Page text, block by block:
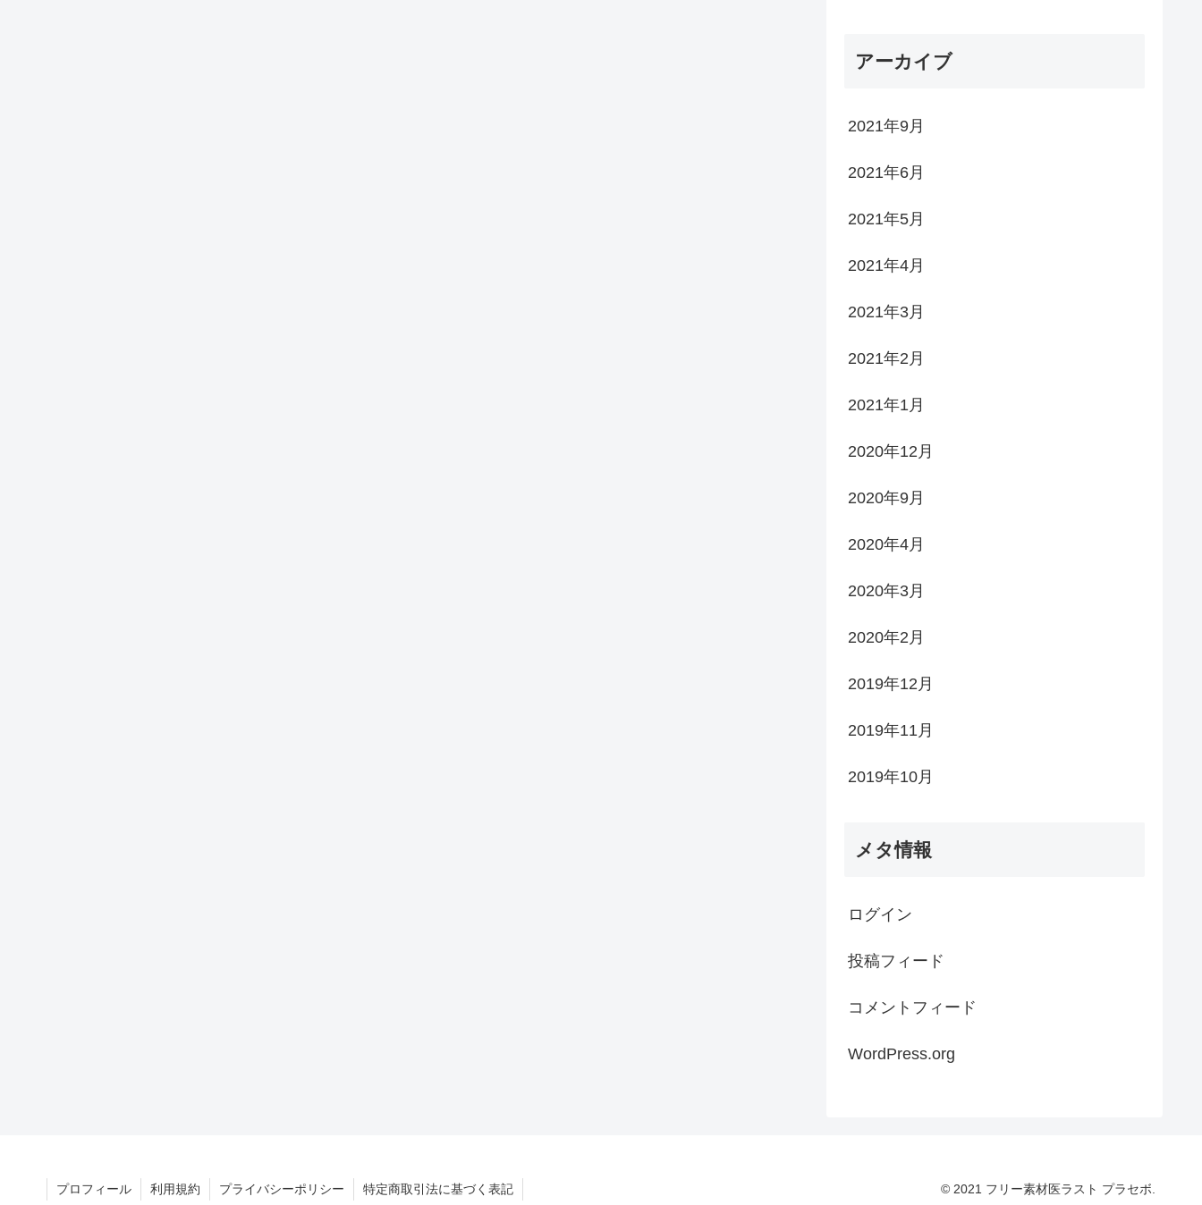
アーカイブ
2021年9月
2021年6月
2021年5月
2021年4月
2021年3月
2021年2月
2021年1月
2020年12月
2020年9月
2020年4月
2020年3月
2020年2月
2019年12月
2019年11月
2019年10月
メタ情報
ログイン
投稿フィード
コメントフィード
WordPress.org
プロフィール 利用規約 プライバシーポリシー 特定商取引法に基づく表記 © 2021 フリー素材医ラスト プラセボ.